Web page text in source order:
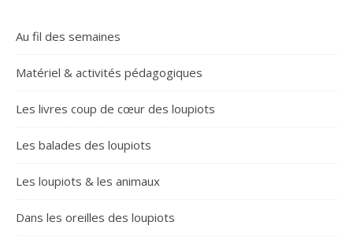
Au fil des semaines
Matériel & activités pédagogiques
Les livres coup de cœur des loupiots
Les balades des loupiots
Les loupiots & les animaux
Dans les oreilles des loupiots